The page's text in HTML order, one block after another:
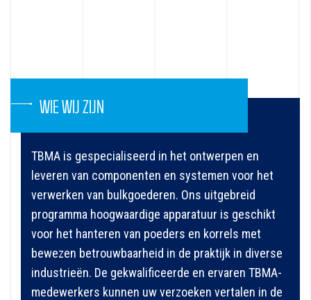
WIE WIJ ZIJN
TBMA is gespecialiseerd in het ontwerpen en
leveren van componenten en systemen voor het
verwerken van bulkgoederen. Ons uitgebreid
programma hoogwaardige apparatuur is geschikt
voor het hanteren van poeders en korrels met
bewezen betrouwbaarheid in de praktijk in diverse
industrieën. De gekwalificeerde en ervaren TBMA-
medewerkers kunnen uw verzoeken vertalen in de